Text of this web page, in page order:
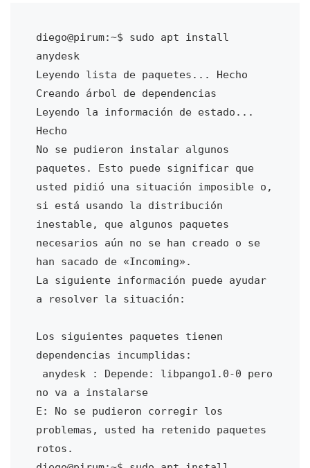
diego@pirum:~$ sudo apt install
anydesk
Leyendo lista de paquetes... Hecho
Creando árbol de dependencias
Leyendo la información de estado...
Hecho
No se pudieron instalar algunos
paquetes. Esto puede significar que
usted pidió una situación imposible o,
si está usando la distribución
inestable, que algunos paquetes
necesarios aún no se han creado o se
han sacado de «Incoming».
La siguiente información puede ayudar
a resolver la situación:
Los siguientes paquetes tienen
dependencias incumplidas:
no va a instalarse
E: No se pudieron corregir los
problemas, usted ha retenido paquetes
rotos.